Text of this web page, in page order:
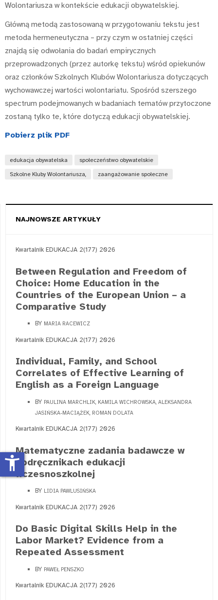
Wolontariusza w kontekście edukacji obywatelskiej.
Główną metodą zastosowaną w przygotowaniu tekstu jest
metoda hermeneutyczna – przy czym w ostatniej części
znajdą się odwołania do badań empirycznych
przeprowadzonych (przez autorkę tekstu) wśród opiekunów
oraz członków Szkolnych Klubów Wolontariusza dotyczących
wychowawczej wartości wolontariatu. Spośród szerszego
spectrum podejmowanych w badaniach tematów przytoczone
zostaną tylko te, które dotyczą edukacji obywatelskiej.
Pobierz plik PDF
edukacja obywatelska społeczeństwo obywatelskie
Szkolne Kluby Wolontariusza, zaangażowanie społeczne
NAJNOWSZE ARTYKUŁY
Kwartalnik EDUKACJA 2(177) 2026
Between Regulation and Freedom of
Choice: Home Education in the
Countries of the European Union – a
Comparative Study
BY MARIA RACEWICZ
Kwartalnik EDUKACJA 2(177) 2026
Individual, Family, and School
Correlates of Effective Learning of
English as a Foreign Language
BY PAULINA MARCHLIK, KAMILA WICHROWSKA, ALEKSANDRA
JASIŃSKA-MACIĄŻEK, ROMAN DOLATA
Kwartalnik EDUKACJA 2(177) 2026
Matematyczne zadania badawcze w
podręcznikach edukacji
wczesnoszkolnej
BY LIDIA PAWLUSIŃSKA
Kwartalnik EDUKACJA 2(177) 2026
Do Basic Digital Skills Help in the
Labor Market? Evidence from a
Repeated Assessment
BY PAWEŁ PENSZKO
Kwartalnik EDUKACJA 2(177) 2026
accessibility_new